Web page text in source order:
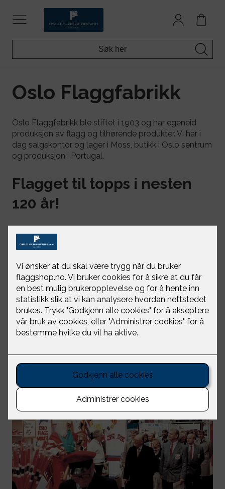
Oslo Flaggfabrikk
Oslo Flaggfabrikk ble stiftet i 1903 og har egeneid
produksjon av flagg og tilhørende produkter. Vi har i
dag salgskontor og lager i Moss, butikk i Oslo sentrum
og produksjon i Portugal.
Flagget til topps i nesten
120 år!
Kristiania av Sofie Larsen. Frem til 1925 het bedriften
Kristiania Flagfabrik – men endret navn samtidig som
hovedstaden endret navn til Oslo. Det begynte med
produksjon og salg av flagg, vakere, vimpler og
skibssignaler fra samme adresse – Dronningens gate
2.
Det var oppsving i flaggmarkedet med
unionsoppløsningen i 1905 og velkomsten av det nye